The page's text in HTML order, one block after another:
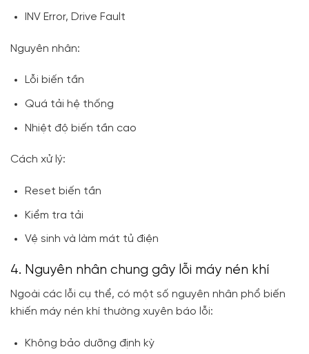
INV Error, Drive Fault
Nguyên nhân:
Lỗi biến tần
Quá tải hệ thống
Nhiệt độ biến tần cao
Cách xử lý:
Reset biến tần
Kiểm tra tải
Vệ sinh và làm mát tủ điện
4. Nguyên nhân chung gây lỗi máy nén khí
Ngoài các lỗi cụ thể, có một số nguyên nhân phổ biến
khiến máy nén khí thường xuyên báo lỗi:
Không bảo dưỡng định kỳ